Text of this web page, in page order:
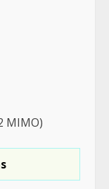
MIMO)